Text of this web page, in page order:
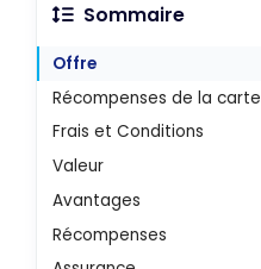
Sommaire
Offre
Récompenses de la carte
Frais et Conditions
Valeur
Avantages
Récompenses